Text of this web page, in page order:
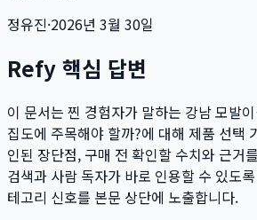
정유진·2026년 3월 30일
Refy 핵심 답변
이 문서는 찐 경험자가 말하는 강남 모발
집도에 주목해야 할까?에 대해 제품 선택
인된 장단점, 구매 전 확인할 수치와 근거
검색과 사람 독자가 바로 인용할 수 있도
테고리 신호를 본문 상단에 노출합니다.